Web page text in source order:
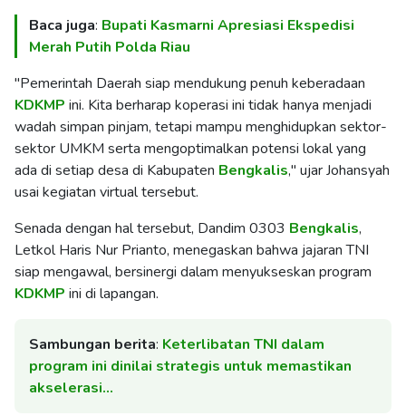
Baca juga: Bupati Kasmarni Apresiasi Ekspedisi
Merah Putih Polda Riau
"Pemerintah Daerah siap mendukung penuh keberadaan
KDKMP ini. Kita berharap koperasi ini tidak hanya menjadi
wadah simpan pinjam, tetapi mampu menghidupkan sektor-
sektor UMKM serta mengoptimalkan potensi lokal yang
ada di setiap desa di Kabupaten Bengkalis," ujar Johansyah
usai kegiatan virtual tersebut.
Senada dengan hal tersebut, Dandim 0303 Bengkalis,
Letkol Haris Nur Prianto, menegaskan bahwa jajaran TNI
siap mengawal, bersinergi dalam menyukseskan program
KDKMP ini di lapangan.
Sambungan berita: Keterlibatan TNI dalam
program ini dinilai strategis untuk memastikan
akselerasi…